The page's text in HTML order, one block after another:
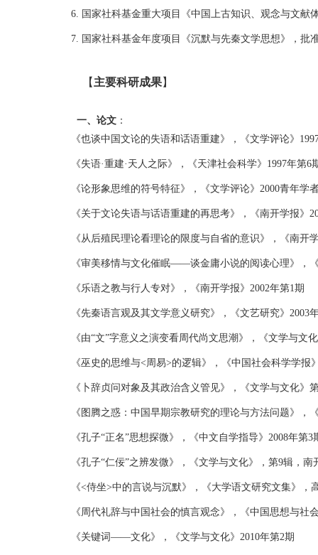
6. 国家社科基金重大项目《中国上古知识、观念与文献
7. 国家社科基金年度项目《沉默与先秦文学思想》，批
【 主要科研成果】
一、论文 ：
《也谈中国文论的失语和话语重建》，《文学评论》
《失语·重建·天人之际》，《天津社会科学》1997年第6
《论形象思维的符号特征》，《文学评论》2000青年学
《关于文论失语与话语重建的再思考》，《南开学报》
《从后殖民理论看理论的限度与自省的意识》，《南开
《审美移情与文化催眠——谈金庸小说的阅读心理》，
《乐语之教与行人专对》，《南开学报》2002年第1期
《先秦语言观及其文学意义研究》，《文艺研究》2003
《由“文”字意义之演变看周代尚文思潮》，《文学与文
《巫史的思维与<周易>的逻辑》，《中国社会科学学报
《卜辞贞问对象及其政治含义管见》，《文学与文化》
《图腾之惑：中国早期宗教研究的理论与方法问题》，
《孔子“正名”思想探微》，《中文自学指导》2008年第3
《孔子“仁佞”之辨发微》，《文学与文化》，第9辑，南
《<侍坐>中的言说与沉默》，《大学语文研究文集》，
《周代礼辞与中国社会的慎言观念》，《中国思想与社
《关键词——文化》，《文学与文化》2010年第2期